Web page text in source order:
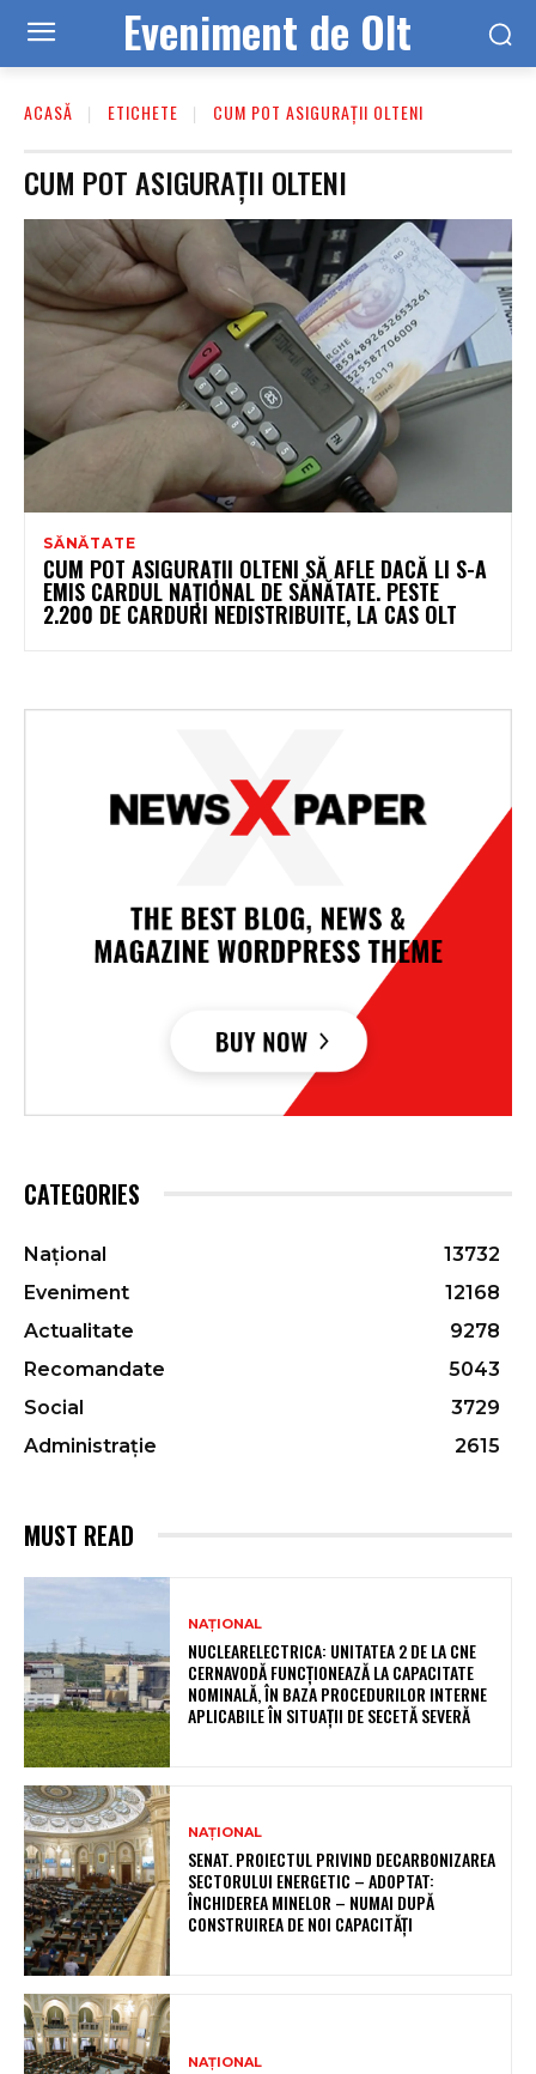
Eveniment de Olt
ACASĂ ETICHETE CUM POT ASIGURAȚII OLTENI
CUM POT ASIGURAȚII OLTENI
SĂNĂTATE
CUM POT ASIGURAȚII OLTENI SĂ AFLE DACĂ LI S-A
EMIS CARDUL NAȚIONAL DE SĂNĂTATE. PESTE
2.200 DE CARDURI NEDISTRIBUITE, LA CAS OLT
CATEGORIES
Național
13732
Eveniment
12168
Actualitate
9278
Recomandate
5043
Social
3729
Administrație
2615
MUST READ
NAȚIONAL
NUCLEARELECTRICA: UNITATEA 2 DE LA CNE
CERNAVODĂ FUNCȚIONEAZĂ LA CAPACITATE
NOMINALĂ, ÎN BAZA PROCEDURILOR INTERNE
APLICABILE ÎN SITUAȚII DE SECETĂ SEVERĂ
NAȚIONAL
SENAT. PROIECTUL PRIVIND DECARBONIZAREA
SECTORULUI ENERGETIC – ADOPTAT:
ÎNCHIDEREA MINELOR – NUMAI DUPĂ
CONSTRUIREA DE NOI CAPACITĂȚI
NAȚIONAL